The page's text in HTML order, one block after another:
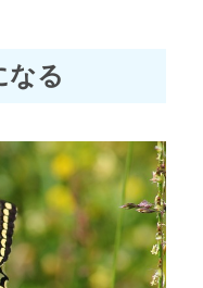
公園】
なる